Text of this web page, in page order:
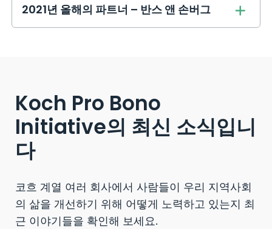
2021년 올해의 파트너 – 반스 앤 손버그
Koch Pro Bono
Initiative의 최신 소식입니
다
코흐 계열 여러 회사에서 사람들이 우리 지역사회
의 삶을 개선하기 위해 어떻게 노력하고 있는지 최
근 이야기들을 확인해 보세요.